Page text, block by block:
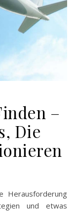
–
Die
und etwas